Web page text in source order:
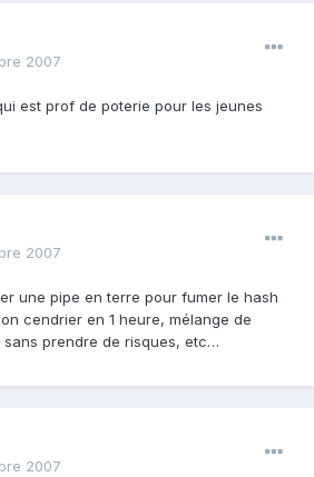
2007
est prof de poterie pour les jeunes
2007
une pipe en terre pour fumer le hash
cendrier en 1 heure, mélange de
prendre de risques, etc…
2007